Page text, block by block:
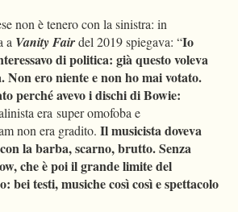
non è tenero con la sinistra: in
a Vanity Fairdel 2019 spiegava: “Io
di politica: già questo voleva
Non ero niente e non ho mai votato.
perché avevo i dischi di Bowie:
era super omofoba e
non era gradito. Il musicista doveva
la barba, scarno, brutto. Senza
che è poi il grande limite del
bei testi, musiche così così e spettacolo